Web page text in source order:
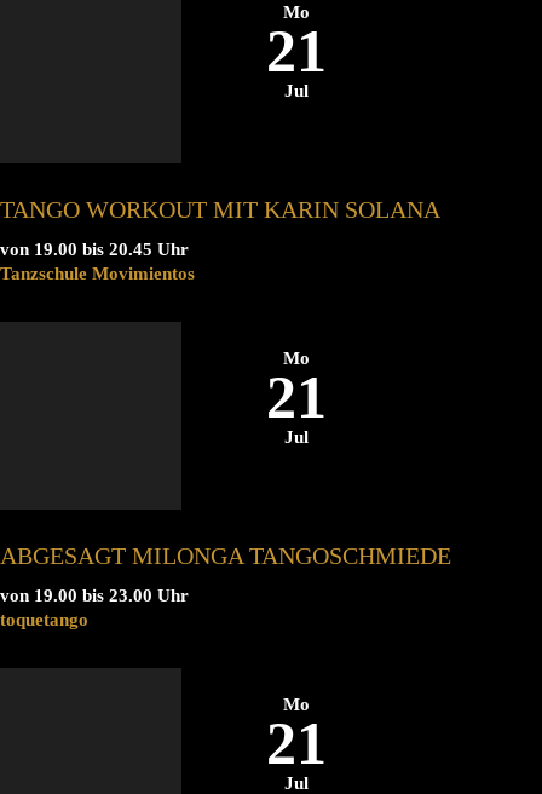
Mo
21
Jul
TANGO WORKOUT MIT KARIN SOLANA
von 19.00 bis 20.45 Uhr
Tanzschule Movimientos
Mo
21
Jul
ABGESAGT MILONGA TANGOSCHMIEDE
von 19.00 bis 23.00 Uhr
toquetango
Mo
21
Jul